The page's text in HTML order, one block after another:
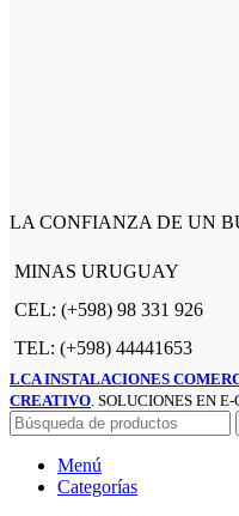
LA CONFIANZA DE UN
MINAS URUGUAY
CEL: (+598) 98 331 926
TEL: (+598) 44441653
LCA INSTALACIONES
CREATIVO. SOLUCIONES EN
Menú
Categorías